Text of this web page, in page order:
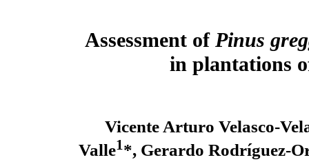
Assessment of Pinus
in plantations
Vicente Arturo Velasco-
Valle1*, Gerardo Rodríguez-